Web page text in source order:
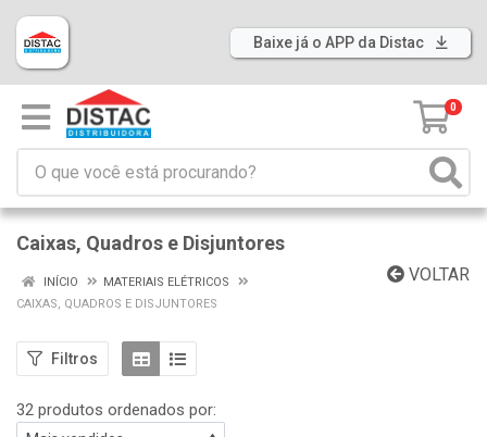
Baixe já o APP da Distac
0
Caixas, Quadros e Disjuntores
VOLTAR
INÍCIO
MATERIAIS ELÉTRICOS
CAIXAS, QUADROS E DISJUNTORES
Filtros
32 produtos ordenados por: